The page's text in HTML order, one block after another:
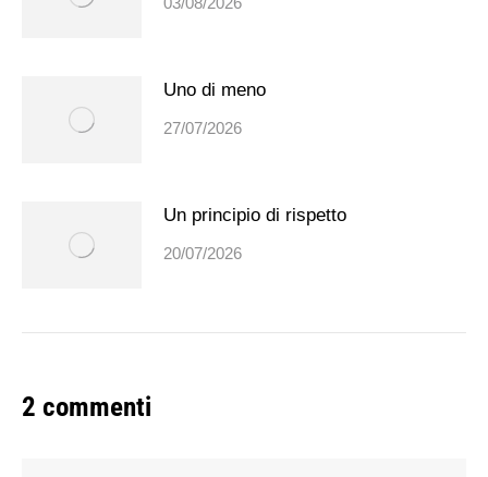
Uno di meno
27/07/2026
Un principio di rispetto
20/07/2026
2 commenti